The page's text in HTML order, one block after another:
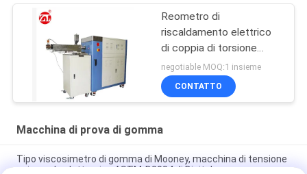
Reometro di
riscaldamento elettrico
di coppia di torsione
60ML più la gamma 0-
300Nm di coppia di
torsione del miscelatore
negotiable MOQ:1 insieme
CONTATTO
Macchina di prova di gomma
Tipo viscosimetro di gomma di Mooney, macchina di tensione
universale elettronica ASTM-D2084 di Digital